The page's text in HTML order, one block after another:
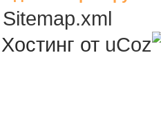
Sitemap.xml
Хостинг от uCoz